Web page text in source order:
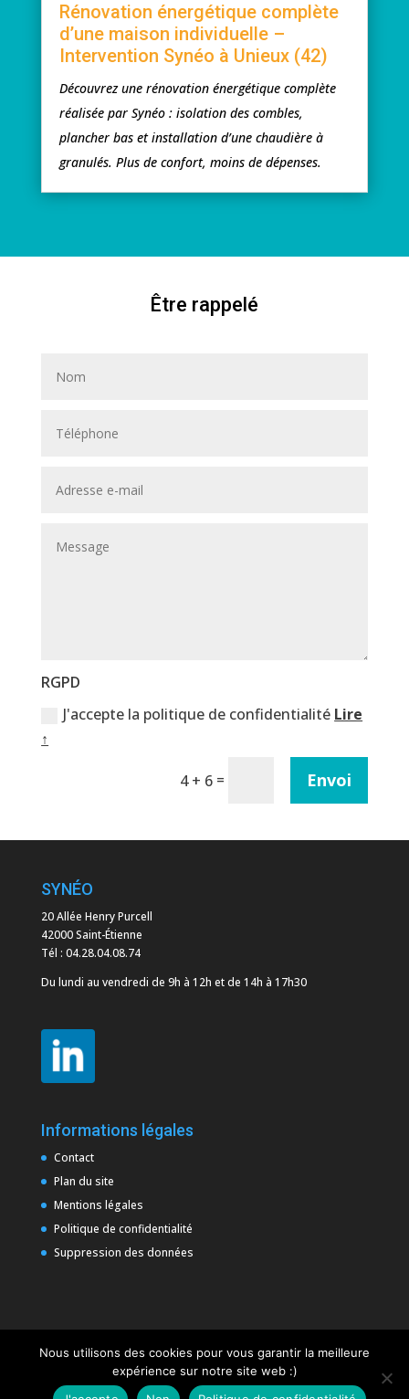
Rénovation énergétique complète
d’une maison individuelle –
Intervention Synéo à Unieux (42)
Découvrez une rénovation énergétique complète
réalisée par Synéo : isolation des combles,
plancher bas et installation d’une chaudière à
granulés. Plus de confort, moins de dépenses.
Être rappelé
RGPD
J'accepte la politique de confidentialité Lire
↑
4 + 6 = Envoi
SYNÉO
20 Allée Henry Purcell
42000 Saint-Étienne
Tél : 04.28.04.08.74
Du lundi au vendredi de 9h à 12h et de 14h à 17h30
Informations légales
Contact
Plan du site
Mentions légales
Politique de confidentialité
Suppression des données
Nous utilisons des cookies pour vous garantir la meilleure
expérience sur notre site web :)